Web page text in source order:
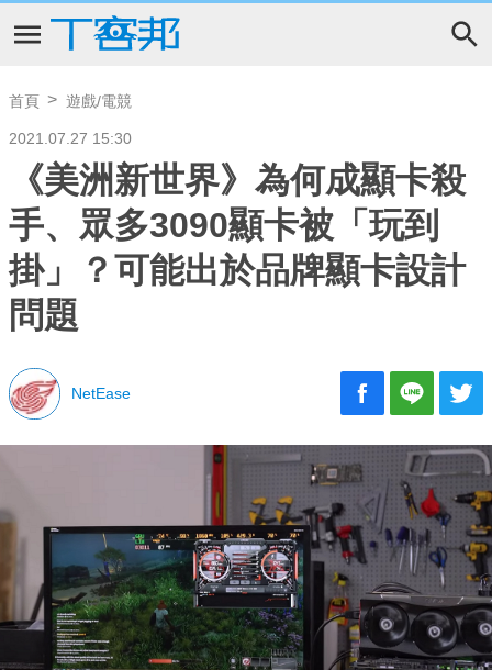
首頁 遊戲/電競
2021.07.27 15:30
《美洲新世界》為何成顯卡殺
手、眾多3090顯卡被「玩到
掛」？可能出於品牌顯卡設計
問題
NetEase